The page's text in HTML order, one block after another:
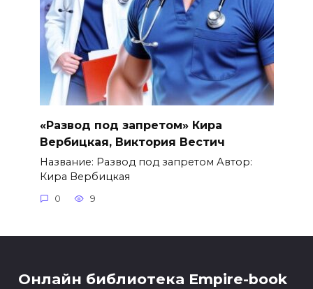
«Развод под запретом» Кира
Вербицкая, Виктория Вестич
Название: Развод под запретом Автор:
Кира Вербицкая
0 9
Онлайн библиотека Empire-book